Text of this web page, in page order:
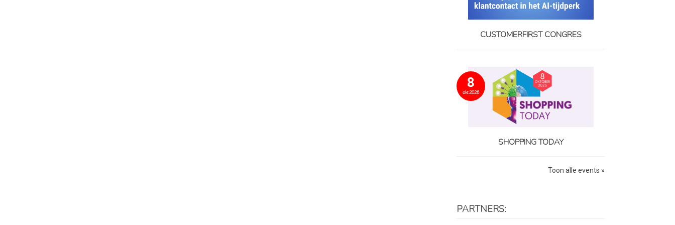
CUSTOMERFIRST CONGRES
8
okt 2026
SHOPPING TODAY
Toon alle events »
PARTNERS: